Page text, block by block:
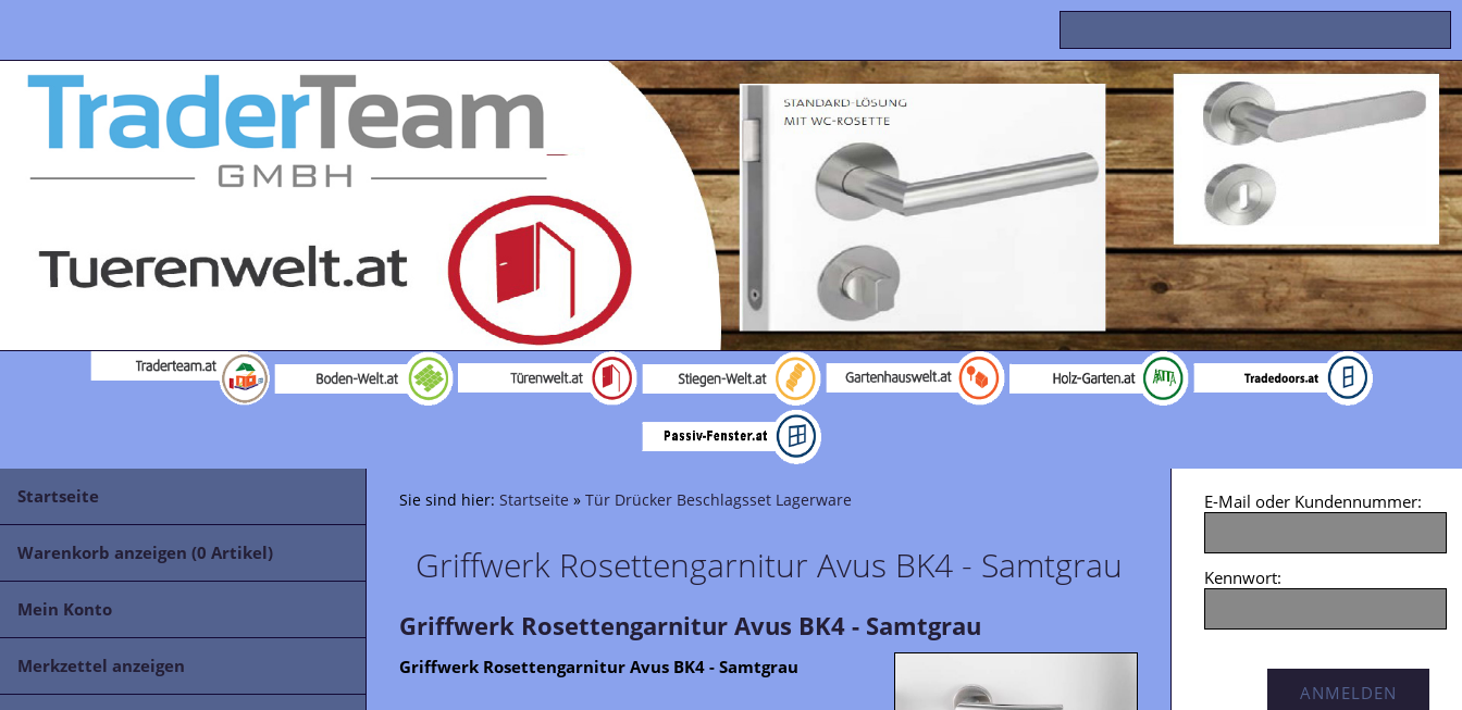
Startseite
Warenkorb anzeigen (0 Artikel)
Mein Konto
Merkzettel anzeigen
Sie sind hier: Startseite » Tür Drücker Beschlagsset Lagerware
Griffwerk Rosettengarnitur Avus BK4 - Samtgrau
Griffwerk Rosettengarnitur Avus BK4 - Samtgrau
Griffwerk Rosettengarnitur Avus BK4 - Samtgrau
E-Mail oder Kundennummer:
Kennwort: